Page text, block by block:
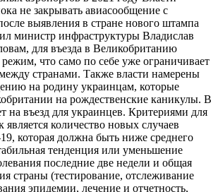
не закрывать авиасообщение с
выявления в стране нового штампа
министр инфраструктуры Владислав
для въезда в Великобританию
что само по себе уже ограничивает
странами. Также власти намерены
на родину украинцам, которые
на рождественские каникулы. В
на въезд для украинцев. Критериями для
является количество новых случаев
которая должна быть ниже среднего
тенденция или уменьшение
последние две недели и общая
страны (тестирование, отслеживание
эпидемии, лечение и отчетность,